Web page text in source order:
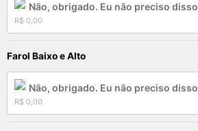
Não, obrigado. Eu não preciso disso
R$ 0,00
Farol Baixo e Alto
Não, obrigado. Eu não preciso disso
R$ 0,00